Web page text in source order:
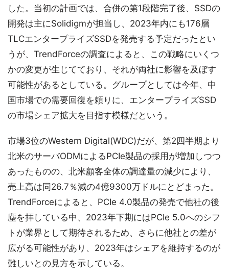
した。当初の計画では、合併の第1段階完了後、SSDの
開発は主にSolidigmが担当し、2023年内にも176層
TLCエンタープライズSSDを発売する予定だったとい
うが、TrendForceの調査によると、この戦略にいくつ
かの変更が生じてており、それが両社に影響を及ぼす
可能性があるとしている。グループとしては今年、中
国市場での需要回復を頼りに、エンタープライズSSD
の市場シェア拡大を目指す模様だという。
市場3位のWestern Digital(WDC)だが、第2四半期より
北米のサーバODMによるPCIe製品の採用が増加しつつ
あったものの、北米顧客全体の調達量の減少により、
売上高は同26.7％減の4億9300万ドルにとどまった。
TrendForceによると、PCIe 4.0製品の発売で他社の後
塵を拝している中、2023年下期にはPCIe 5.0へのシフ
トが業界として期待されるため、さらに他社との差が
広がる可能性があり、2023年はシェアを維持するのが
難しいとの見方を示している。